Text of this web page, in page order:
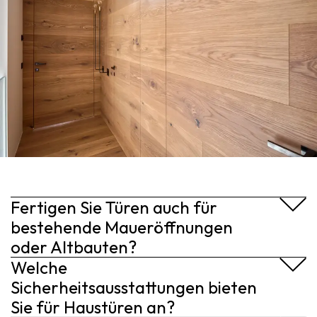
• Rauchschutztüren
• Schiebetüren
• Pendeltüren
• Blockrahmentüren – Besonders stabil, sehr gut für Altbau
geeignet
Fertigen Sie Türen auch für
bestehende Maueröffnungen
oder Altbauten?
Ja. Gerade bei bestehenden Gebäuden oder Sanierungen ist
eine exakte Maßanfertigung entscheidend. Wir bauen Türen,
die optisch und technisch perfekt passen – auch
denkmalgerecht.
Welche
Sicherheitsausstattungen bieten
Sie für Haustüren an?